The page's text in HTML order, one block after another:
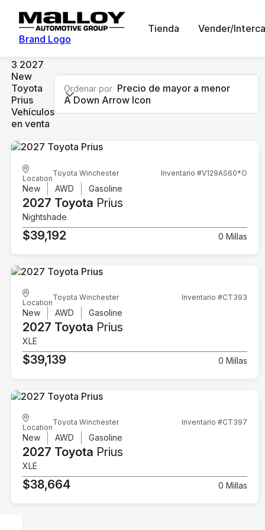
Brand Logo
Tienda Vender/
3 2027
New
Toyota
Prius
Vehículos
en venta
Ordenar por Precio de mayor a menor
A Down Arrow Icon
Location
Toyota Winchester Inventario #V129AS60*O
New AWD Gasoline
2027 Toyota Prius
Nightshade
$39,192 0 Millas
Location
Toyota Winchester Inventario #CT393
New AWD Gasoline
2027 Toyota Prius
XLE
$39,139 0 Millas
Location
Toyota Winchester Inventario #CT397
New AWD Gasoline
2027 Toyota Prius
XLE
$38,664 0 Millas